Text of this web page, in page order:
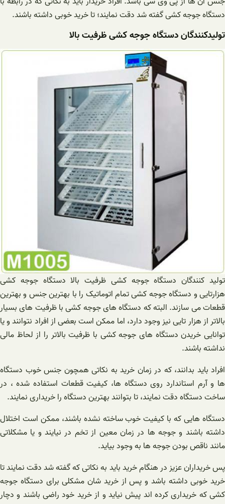
دستگاه جوجه کشی گفته شد دقت نمایند؛ تا خرید خوبی داشته باشند.
تولیدکنندگان دستگاه جوجه کشی ظرفیت بالا
تولید کنندگان دستگاه جوجه کشی ظرفیت بالا دستگاه جوجه کشی
هزارتایی و دستگاه جوجه کشی تمام اتوماتیک را با بهترین جنس و بهترین
قطعات می سازند. البته که دستگاه های جوجه کشی با ظرفیت های بسیار
بالاتر از هزار تایی نیز وجود دارد، اما ممکن است بعضی از افراد نتوانند و یا
توانایی خریدن دستگاه های جوجه کشی با ظرفیت بالاتر را از لحاظ مالی
نداشته باشند.
افراد باید بدانند، که در زمان خرید به نکاتی همچون جنس خوب دستگاه
ها و آرم استاندارد روی دستگاه ها، کیفیت قطعات استفاده شده ، در
ساخت دستگاه دقت نمایند، تا بتوانند بهترین دستگاه را خریداری نمایند.
دستگاه هایی که با کیفیت خوب ساخته نشده باشند، ممکن است اختلال
داشته باشند و جوجه ها در زمان معین از تخم در نیایند و یا مشکلاتی
مانند ناقص بودن جوجه ها به وجود بیاید.
پس خریداران عزیز در هنگام خرید باید به نکاتی که گفته شد دقت نمایند تا
خرید خوبی داشته باشد و پس از خرید شان مشکلی برای دستگاه جوجه
کشی که خریداری کرده اند پیش نیاید و از خرید خود راضی باشند و دچار